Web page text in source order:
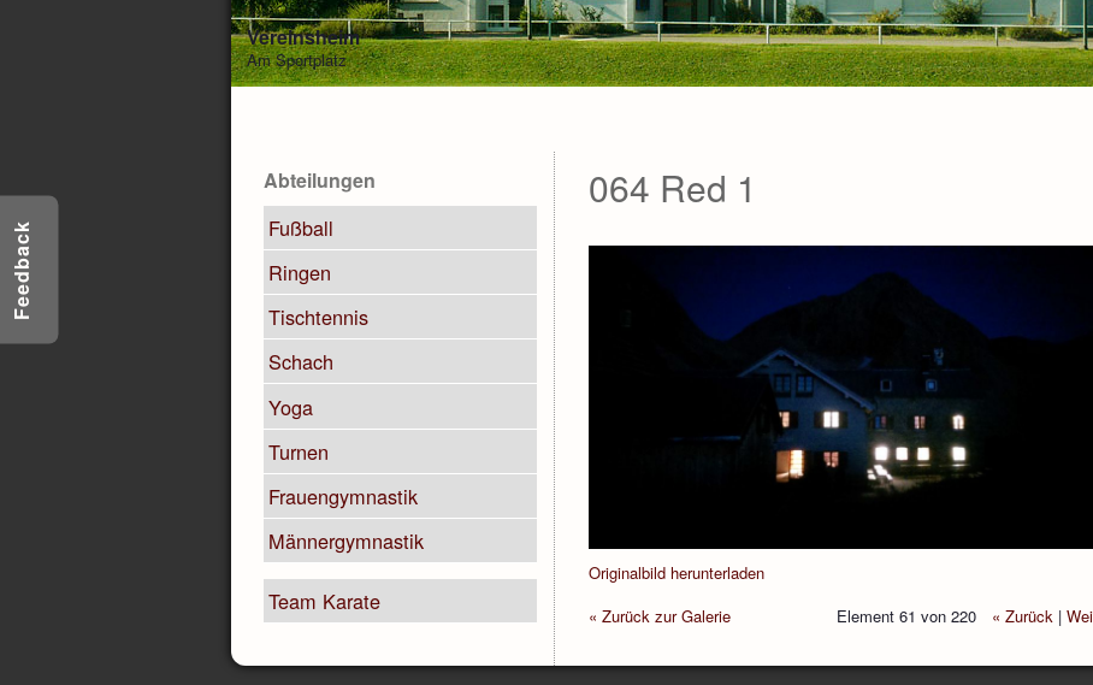
Vereinsheim
Am Sportplatz
Abteilungen
Fußball
Ringen
Tischtennis
Schach
Yoga
Turnen
Frauengymnastik
Männergymnastik
Team Karate
064 Red 1
Originalbild herunterladen
« Zurück zur Galerie
Element 61 von 220 « Zurück |
Feedback